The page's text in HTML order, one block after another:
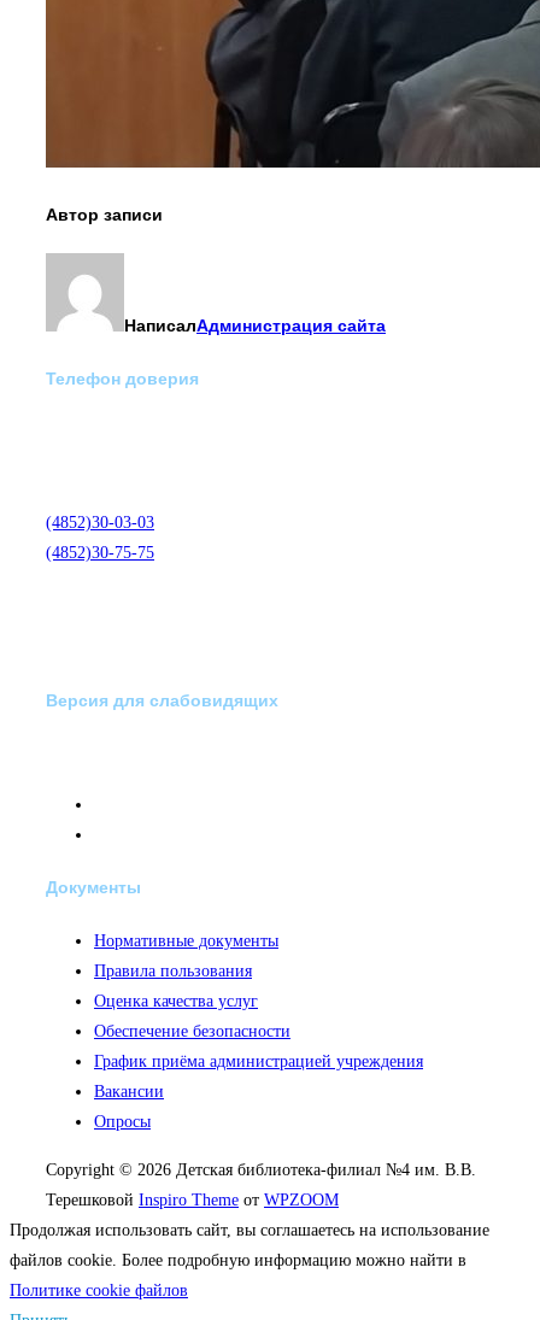
Автор записи
НаписалАдминистрация сайта
Телефон доверия
(4852)30-03-03
(4852)30-75-75
Версия для слабовидящих
Документы
Нормативные документы
Правила пользования
Оценка качества услуг
Обеспечение безопасности
График приёма администрацией учреждения
Вакансии
Опросы
Copyright © 2026 Детская библиотека-филиал №4 им. В.В.
Терешковой Inspiro Theme от WPZOOM
Продолжая использовать сайт, вы соглашаетесь на использование
файлов cookie. Более подробную информацию можно найти в
Политике cookie файлов